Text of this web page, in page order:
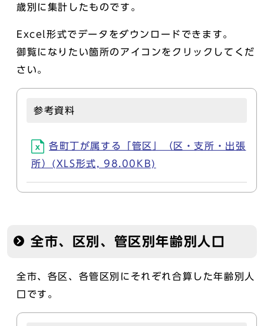
歳別に集計したものです。
Excel形式でデータをダウンロードできます。
御覧になりたい箇所のアイコンをクリックしてくだ
さい。
参考資料
各町丁が属する「管区」（区・支所・出張
所）(XLS形式, 98.00KB)
全市、区別、管区別年齢別人口
全市、各区、各管区別にそれぞれ合算した年齢別人
口です。